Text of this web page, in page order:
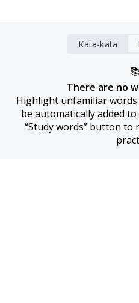
Kata-kata
There are no
Highlight unfamiliar
be automatically added
“Study words” button